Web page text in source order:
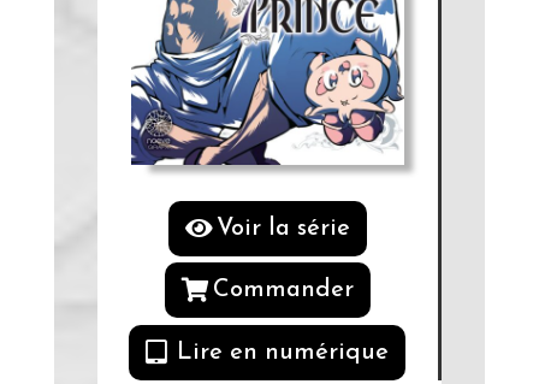
Voir la série
Commander
Lire en numérique